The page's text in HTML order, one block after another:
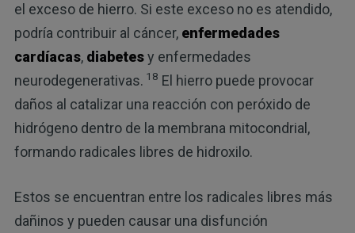
el exceso de hierro. Si este exceso no es atendido,
podría contribuir al cáncer, enfermedades
cardíacas, diabetesy enfermedades
neurodegenerativas. 18 El hierro puede provocar
daños al catalizar una reacción con peróxido de
hidrógeno dentro de la membrana mitocondrial,
formando radicales libres de hidroxilo.
Estos se encuentran entre los radicales libres más
dañinos y pueden causar una disfunción